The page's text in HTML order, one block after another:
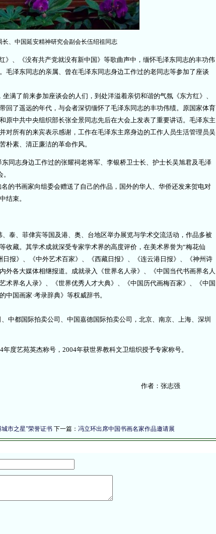
长、中国延安精神研究会副会长伍绍祖同志
、《没有共产党就没有新中国》等歌曲声中，缅怀毛泽东同志的丰功伟
毛泽东同志的亲属、曾在毛泽东同志身边工作过的老同志等参加了座谈
前来参加座谈会的人们，到处洋溢着亲切和谐的气氛《东方红》、
回了遥远的年代，与会者深切缅怀了毛泽东同志的丰功伟绩。原国家体育
原中共中央组织部长张全景同志先后在大会上发表了重要讲话。毛泽东主
对所有的来宾表示感谢，工作在毛泽东主席身边的工作人员生活管理员吴
朴素、清正廉洁的革命作风。
志身边工作过的张耀祠老将军、李银桥卫士长、护士长吴旭君及毛泽
。
画家向组委会赠送了自己的作品，国外的华人、华侨还发来贺电对
结束。
、泰、菲侓宾等国及港、奥、台地区举办展览与学术交流活动，作品多被
收藏。其学术成就深受专家学术界的高度评价，在美术界誉为“梅花仙
报》、《中外艺术百家》、《西藏日报》、《连云港日报》、《神州诗
外各大媒体相继报道。成就录入《世界名人录》、《中国当代书画界名人
术界名人录》、《世界优秀人才大典》、《中国历代画梅百家》、《中国
国画家·考录辞典》等权威辞书。
国际拍卖公司、中国嘉德国际拍卖公司，北京、南京、上海、深圳
艺苑英杰称号，2004年获世界教科文卫组织授予专家称号。
作者：张志强
市之星”荣誉证书 下一篇： 冯立环出席中国书画名家作品邀请展